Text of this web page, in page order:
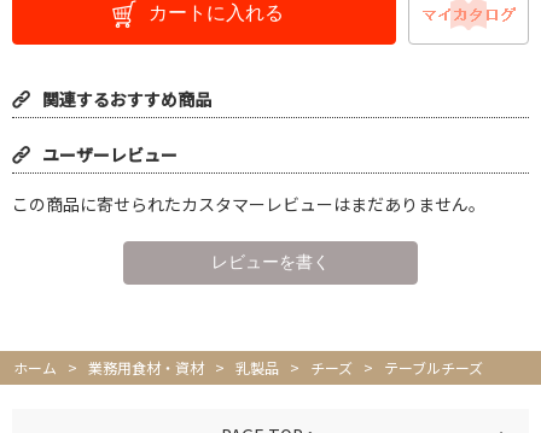
カートに入れる
関連するおすすめ商品
ユーザーレビュー
この商品に寄せられたカスタマーレビューはまだありません。
ホーム > 業務用食材・資材 > 乳製品 > チーズ > テーブルチーズ